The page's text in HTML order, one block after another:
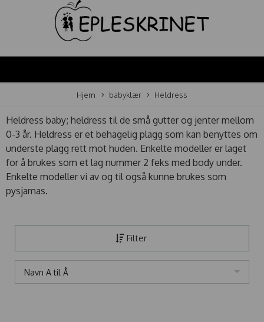
Hjem babyklær Heldress
Heldress baby; heldress til de små gutter og jenter mellom
0-3 år. Heldress er et behagelig plagg som kan benyttes om
underste plagg rett mot huden. Enkelte modeller er laget
for å brukes som et lag nummer 2 feks med body under.
Enkelte modeller vi av og til også kunne brukes som
pysjamas.
Filter
Navn A til Å